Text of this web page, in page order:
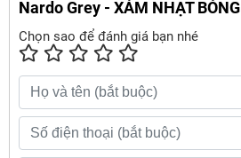
Nardo Grey - XÁM NHẠT BÓNG
Chọn sao để đánh giá bạn nhé